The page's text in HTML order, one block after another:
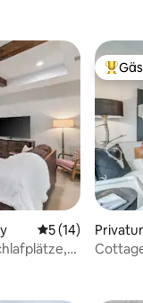
Bewertungen
5 (14)